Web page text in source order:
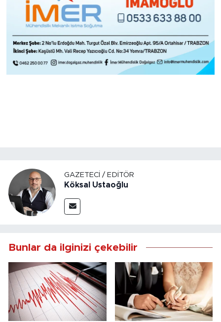
GAZETECI / EDITÖR
Köksal Ustaoğlu
Bunlar da ilginizi çekebilir